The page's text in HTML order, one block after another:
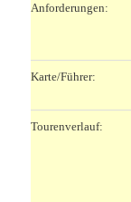
Anforderungen:
Karte/Führer:
Tourenverlauf: